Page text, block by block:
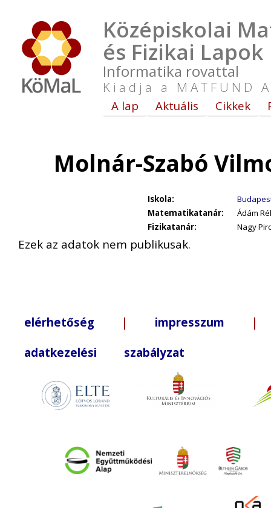
Középiskolai
és Fizikai Lapok
Informatika rovattal
Kiadja a MATFUND
A lap Aktuális Cikkek
Molnár-Szabó
Iskola:
Matematikatanár:
Ádám
Fizikatanár:
Nagy
Ezek az adatok nem publikusak.
elérhetőség | impresszum |
adatkezelési szabályzat